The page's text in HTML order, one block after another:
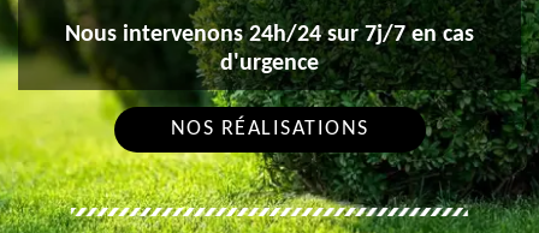
Nous intervenons 24h/24 sur 7j/7 en cas
d'urgence
NOS RÉALISATIONS